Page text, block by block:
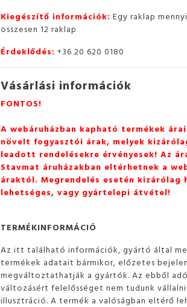
Kiegészítő információk: Egy raklap
összesen 12 raklap
Érdeklődés: +36 20 620 0180
Vásárlási információk
FONTOS!
A webáruházban kapható termékek
növelt fogyasztói árak, melyek
leadott rendelésekre érvényesek! Az
Stavmat áruházakban eltérhetnek a
áraktól. Megrendelés esetén kizárólag
lehetséges, vagy gyártelepi átvétel!
TERMÉKINFORMÁCIÓ
Az itt található információk, gyártó által
termékek adatait bármikor, előzetes
megváltoztathatják a gyártók. Az ebből
változásért felelősséget nem tudunk
illusztráció. A termék a valóságban eltérő